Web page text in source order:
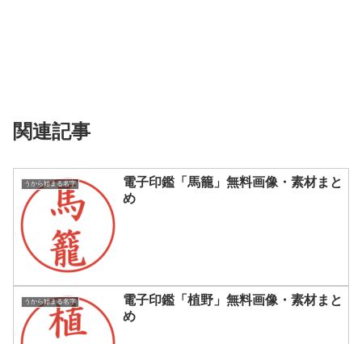
関連記事
うから始まる名字
電子印鑑「馬籠」無料画像・素材まと
め
うから始まる名字
電子印鑑「植野」無料画像・素材まと
め